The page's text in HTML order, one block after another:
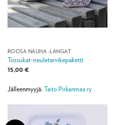
ROOSA NAUHA -LANGAT
Tossukat-neuletarvikepaketti
15,00 €
Jälleenmyyjä: Taito Pirkanmaa ry